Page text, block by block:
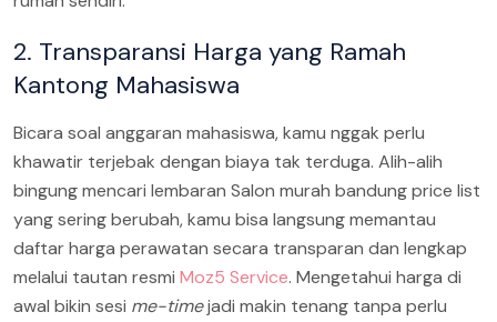
2. Transparansi Harga yang Ramah
Kantong Mahasiswa
Bicara soal anggaran mahasiswa, kamu nggak perlu
khawatir terjebak dengan biaya tak terduga. Alih-alih
bingung mencari lembaran Salon murah bandung price list
yang sering berubah, kamu bisa langsung memantau
daftar harga perawatan secara transparan dan lengkap
melalui tautan resmi Moz5 Service. Mengetahui harga di
awal bikin sesi me-timejadi makin tenang tanpa perlu